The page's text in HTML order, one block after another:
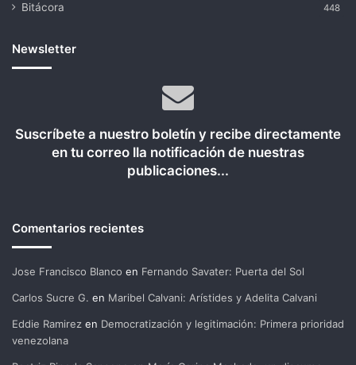
Bitácora 448
Newsletter
Suscríbete a nuestro boletín y recibe directamente
en tu correo lla notificación de nuestras
publicaciones...
Comentarios recientes
Jose Francisco Blanco en Fernando Savater: Puerta del Sol
Carlos Sucre G. en Maribel Calvani: Arístides y Adelita Calvani
Eddie Ramirez en Democratización y legitimación: Primera prioridad
venezolana